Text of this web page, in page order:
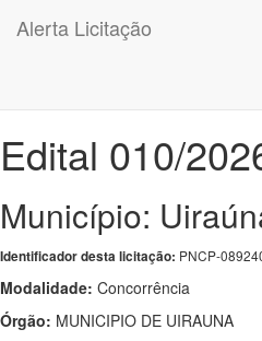
Alerta Licitação
Edital 010/
Município:
Identificador desta licitação: PNCP-
Modalidade: Concorrência
Órgão: MUNICIPIO DE UIRAUNA